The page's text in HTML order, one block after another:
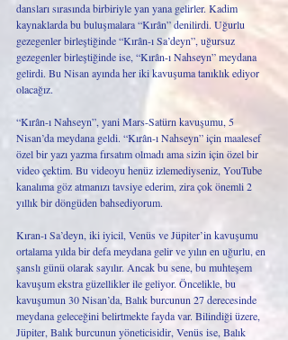
dansları sırasında birbiriyle yan yana gelirler. Kadim
kaynaklarda bu buluşmalara “Kırân” denilirdi. Uğurlu
gezegenler birleştiğinde “Kırân-ı Sa’deyn”, uğursuz
gezegenler birleştiğinde ise, “Kırân-ı Nahseyn” meydana
gelirdi. Bu Nisan ayında her iki kavuşuma tanıklık ediyor
olacağız.
“Kırân-ı Nahseyn”, yani Mars-Satürn kavuşumu, 5
Nisan’da meydana geldi. “Kırân-ı Nahseyn” için maalesef
özel bir yazı yazma fırsatım olmadı ama sizin için özel bir
video çektim. Bu videoyu henüz izlemediyseniz, YouTube
kanalıma göz atmanızı tavsiye ederim, zira çok önemli 2
yıllık bir döngüden bahsediyorum.
Kıran-ı Sa’deyn, iki iyicil, Venüs ve Jüpiter’in kavuşumu
ortalama yılda bir defa meydana gelir ve yılın en uğurlu, en
şanslı günü olarak sayılır. Ancak bu sene, bu muhteşem
kavuşum ekstra güzellikler ile geliyor. Öncelikle, bu
kavuşumun 30 Nisan’da, Balık burcunun 27 derecesinde
meydana geleceğini belirtmekte fayda var. Bilindiği üzere,
Jüpiter, Balık burcunun yöneticisidir, Venüs ise, Balık